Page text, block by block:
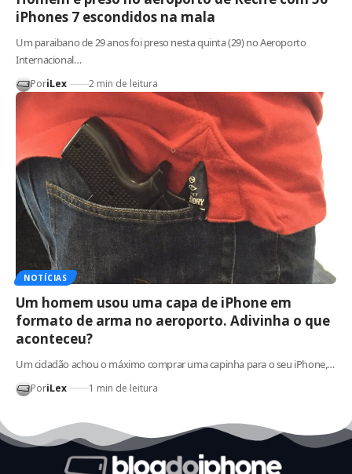
iPhones 7 escondidos na mala
Um paraibano de 29 anos foi preso nesta quinta (29) no Aeroporto
Internacional…
PoriLex 2 min de leitura
NOTÍCIAS
Um homem usou uma capa de iPhone em
formato de arma no aeroporto. Adivinha o que
aconteceu?
Um cidadão achou o máximo comprar uma capinha para o seu iPhone,…
PoriLex 1 min de leitura